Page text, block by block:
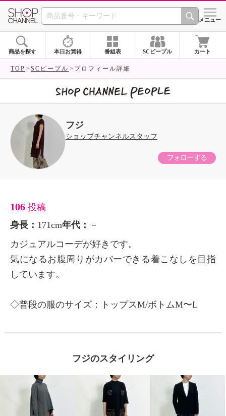
SHOP CHANNEL シメニュー
商品を探す 本日お買得 番組表 SCピープル カート
TOP SCピープル プロフィール詳細
フジ
ショップチャンネルスタッフ
フォローする
106 投稿
身長： 171cm年代： －
カジュアルコーデが好きです。
気になるお腹周りがカバーできる着こなしを目指
しています。
◇普段の服のサイズ：トップスM/ボトムM〜L
フジのスタイリング